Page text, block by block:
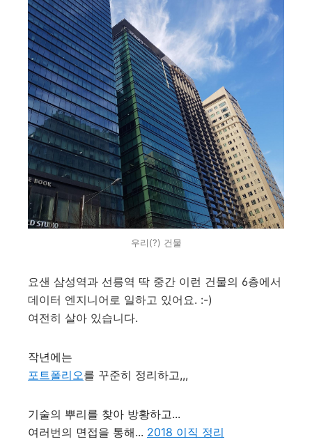
우리(?) 건물
요샌 삼성역과 선릉역 딱 중간 이런 건물의 6층에서
데이터 엔지니어로 일하고 있어요. :-)
여전히 살아 있습니다.
작년에는
포트폴리오를 꾸준히 정리하고,,,
기술의 뿌리를 찾아 방황하고...
여러번의 면접을 통해... 2018 이직 정리